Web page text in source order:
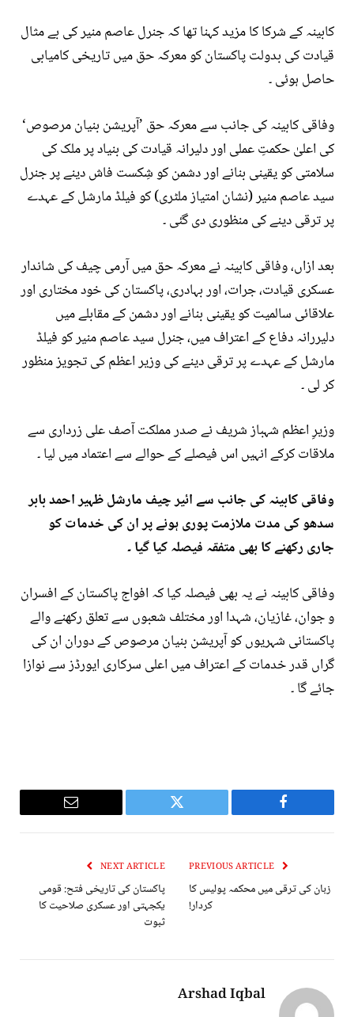
کابینہ کے شرکا کا مزید کہنا تھا کہ جنرل عاصم منیر کی بے مثال
قیادت کی بدولت پاکستان کو معرکہ حق میں تاریخی کامیابی
حاصل ہوئی ۔
وفاقی کابینہ کی جانب سے معرکہ حق ’آپریشن بنیان مرصوص‘
کی اعلیٰ حکمتِ عملی اور دلیرانہ قیادت کی بنیاد پر ملک کی
سلامتی کو یقینی بنانے اور دشمن کو شِکست فاش دینے پر جنرل
سید عاصم منیر (نشان امتیاز ملٹری) کو فیلڈ مارشل کے عہدے
پر ترقی دینے کی منظوری دی گئی ۔
بعد ازاں، وفاقی کابینہ نے معرکہ حق میں آرمی چیف کی شاندار
عسکری قیادت، جرات، اور بہادری، پاکستان کی خود مختاری اور
علاقائی سالمیت کو یقینی بنانے اور دشمن کے مقابلے میں
دلیررانہ دفاع کے اعتراف میں، جنرل سید عاصم منیر کو فیلڈ
مارشل کے عہدے پر ترقی دینے کی وزیر اعظم کی تجویز منظور
کر لی ۔
وزیرِ اعظم شہباز شریف نے صدر مملکت آصف علی زرداری سے
ملاقات کرکے انہیں اس فیصلے کے حوالے سے اعتماد میں لیا ۔
وفاقی کابینہ کی جانب سے ائیر چیف مارشل ظہیر احمد بابر
سدھو کی مدت ملازمت پوری ہونے پر ان کی خدمات کو
جاری رکھنے کا بھی متفقہ فیصلہ کیا گیا ۔
وفاقی کابینہ نے یہ بھی فیصلہ کیا کہ افواج پاکستان کے افسران
و جوان، غازیان، شہدا اور مختلف شعبوں سے تعلق رکھنے والے
پاکستانی شہریوں کو آپریشن بنیان مرصوص کے دوران ان کی
گراں قدر خدمات کے اعتراف میں اعلی سرکاری ایورڈز سے نوازا
جائے گا ۔
Facebook
Twitter
Email
زبان کی ترقی میں محکمہ پولیس کا
کردار!
NEXT ARTICLE
پاکستان کی تاریخی فتح: قومی
یکجہتی اور عسکری صلاحیت کا
ثبوت
Arshad Iqbal